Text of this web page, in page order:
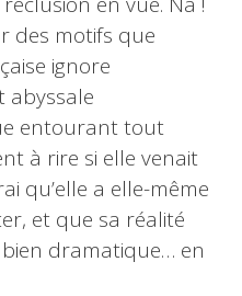
des motifs que
ignore
entourant tout
à rire si elle venait
qu’elle a elle-même
et que sa réalité
dramatique… en